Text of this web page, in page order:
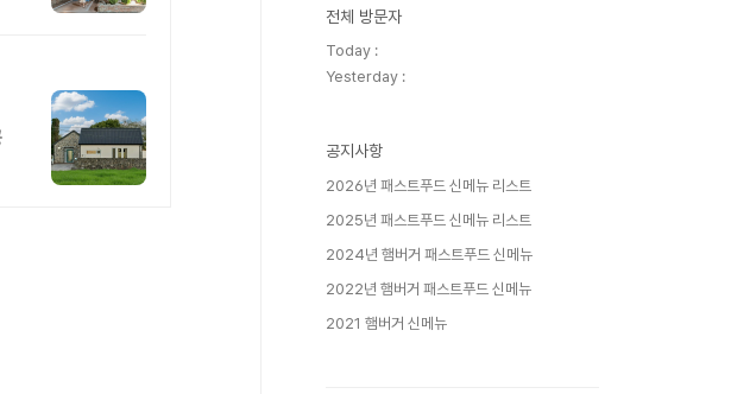
전체 방문자
Today :
Yesterday :
공지사항
2026년 패스트푸드 신메뉴 리스트
2025년 패스트푸드 신메뉴 리스트
2024년 햄버거 패스트푸드 신메뉴
2022년 햄버거 패스트푸드 신메뉴
2021 햄버거 신메뉴